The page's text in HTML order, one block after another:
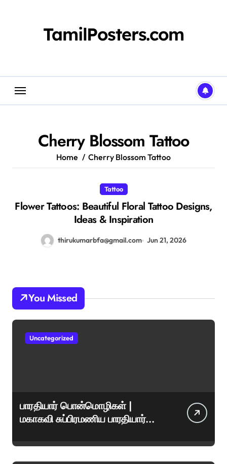
TamilPosters.com
Cherry Blossom Tattoo
Home Cherry Blossom Tattoo
Tattoo
Flower Tattoos: Beautiful Floral Tattoo Designs,
Ideas & Inspiration
thirukumarbfa@gmail.com Jun 21, 2026
You Missed
Uncategorized
பாரதியார் பொன்மொழிகள் |
மகாகவி சுப்பிரமணிய பாரதியார்
ஊக்கமளிக்கும் வாசகங்கள்